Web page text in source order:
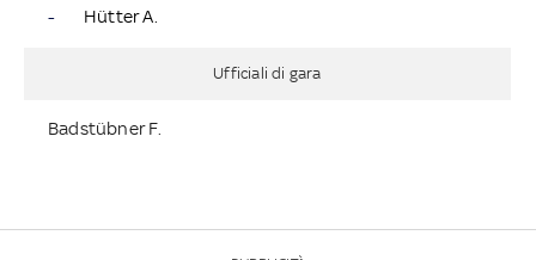
- Hütter A.
Ufficiali di gara
Badstübner F.